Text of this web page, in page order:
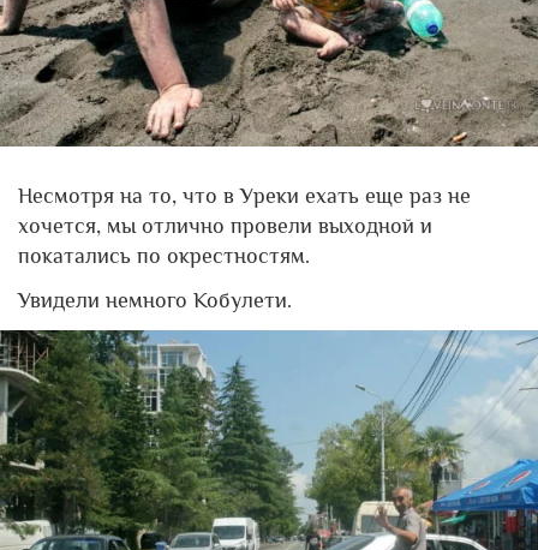
Несмотря на то, что в Уреки ехать еще раз не
хочется, мы отлично провели выходной и
покатались по окрестностям.
Увидели немного Кобулети.